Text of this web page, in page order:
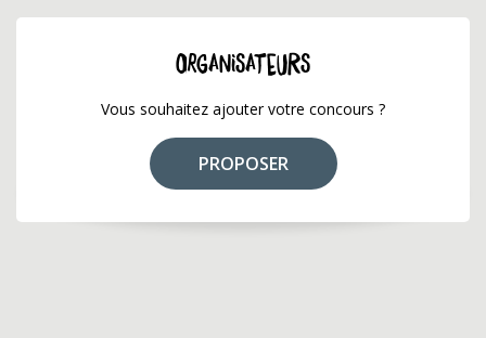
ORGANISATEURS
Vous souhaitez ajouter votre concours ?
PROPOSER